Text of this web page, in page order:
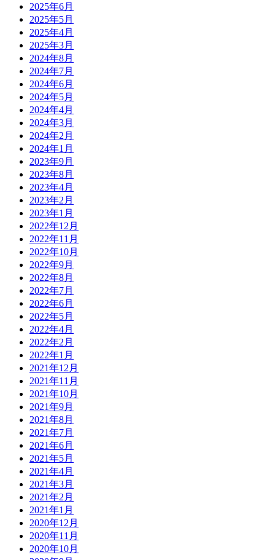
2025年6月
2025年5月
2025年4月
2025年3月
2024年8月
2024年7月
2024年6月
2024年5月
2024年4月
2024年3月
2024年2月
2024年1月
2023年9月
2023年8月
2023年4月
2023年2月
2023年1月
2022年12月
2022年11月
2022年10月
2022年9月
2022年8月
2022年7月
2022年6月
2022年5月
2022年4月
2022年2月
2022年1月
2021年12月
2021年11月
2021年10月
2021年9月
2021年8月
2021年7月
2021年6月
2021年5月
2021年4月
2021年3月
2021年2月
2021年1月
2020年12月
2020年11月
2020年10月